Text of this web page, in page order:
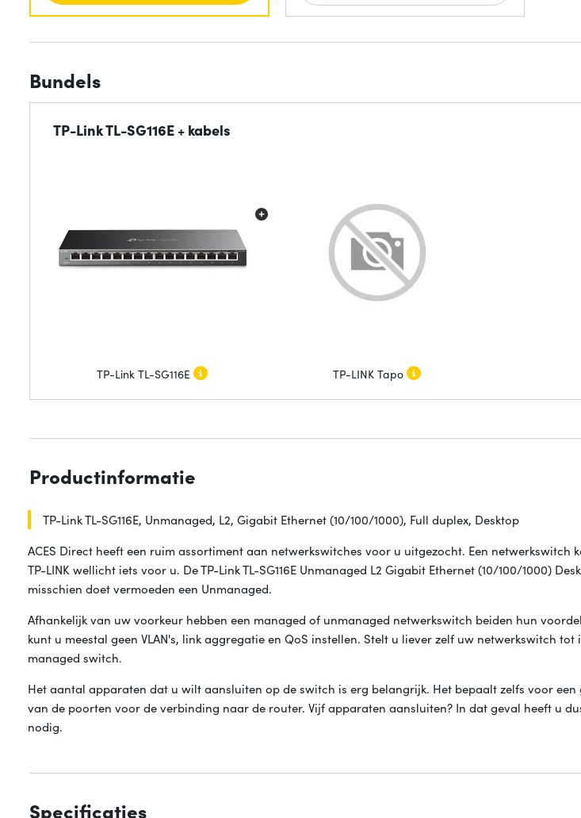
Bundels
TP-Link TL-SG116E + kabels
TP-Link TL-SG116E TP-LINK Tapo
Productinformatie
TP-Link TL-SG116E, Unmanaged, L2, Gigabit Ethernet (10/100/1000), Full duplex, Desktop
ACES Direct heeft een ruim assortiment aan netwerkswitches voor u uitgezocht. Een netwerkswitch
TP-LINK wellicht iets voor u. De TP-Link TL-SG116E Unmanaged L2 Gigabit Ethernet (10/100/1000)
misschien doet vermoeden een Unmanaged.
Afhankelijk van uw voorkeur hebben een managed of unmanaged netwerkswitch beiden hun
kunt u meestal geen VLAN's, link aggregatie en QoS instellen. Stelt u liever zelf uw netwerkswitch
managed switch.
Het aantal apparaten dat u wilt aansluiten op de switch is erg belangrijk. Het bepaalt zelfs voor een
van de poorten voor de verbinding naar de router. Vijf apparaten aansluiten? In dat geval heeft u
nodig.
Specificaties